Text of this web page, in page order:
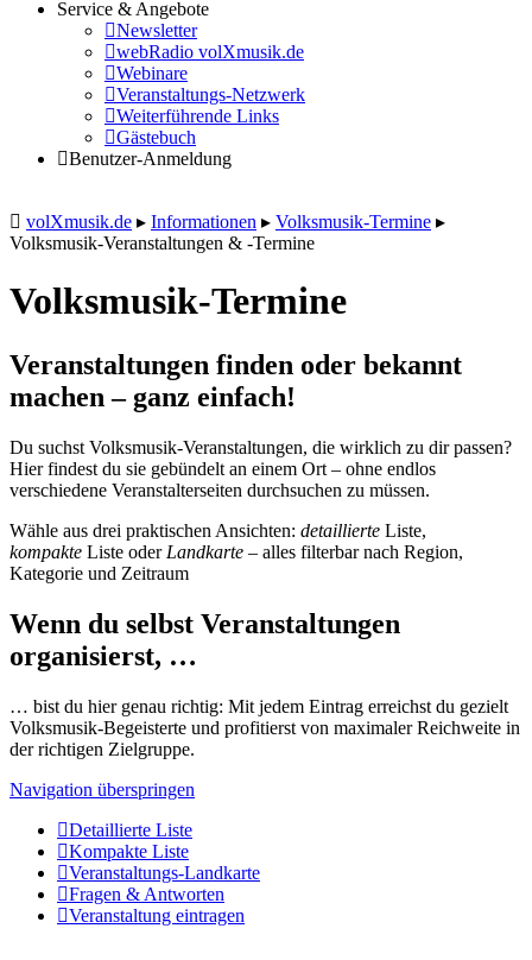
Service & Angebote
Newsletter
webRadio volXmusik.de
Webinare
Veranstaltungs-Netzwerk
Weiterführende Links
Gästebuch
Benutzer-Anmeldung
volXmusik.de ▸ Informationen ▸ Volksmusik-Termine ▸
Volksmusik-Veranstaltungen & -Termine
Volksmusik-Termine
Veranstaltungen finden oder bekannt
machen – ganz einfach!
Du suchst Volksmusik-Veranstaltungen, die wirklich zu dir passen?
Hier findest du sie gebündelt an einem Ort – ohne endlos
verschiedene Veranstalterseiten durchsuchen zu müssen.
Wähle aus drei praktischen Ansichten: detaillierte Liste,
kompakte Liste oder Landkarte – alles filterbar nach Region,
Kategorie und Zeitraum
Wenn du selbst Veranstaltungen
organisierst, …
… bist du hier genau richtig: Mit jedem Eintrag erreichst du gezielt
Volksmusik-Begeisterte und profitierst von maximaler Reichweite in
der richtigen Zielgruppe.
Navigation überspringen
Detaillierte Liste
Kompakte Liste
Veranstaltungs-Landkarte
Fragen & Antworten
Veranstaltung eintragen